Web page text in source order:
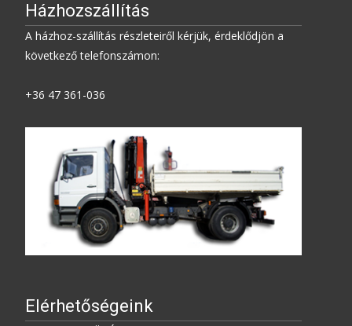
Házhozszállítás
A házhoz-szállítás részleteiről kérjük, érdeklődjön a
következő telefonszámon:
+36 47 361-036
Elérhetőségeink